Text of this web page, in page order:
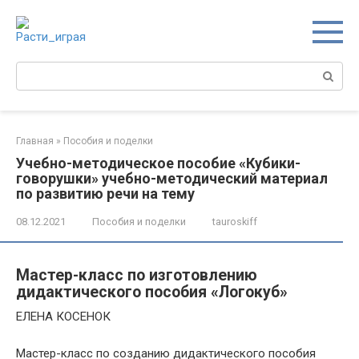
контенту
Поиск:
Главная » Пособия и поделки
Учебно-методическое пособие «Кубики-
говорушки» учебно-методический материал
по развитию речи на тему
08.12.2021 Пособия и поделки tauroskiff
Мастер-класс по изготовлению
дидактического пособия «Логокуб»
ЕЛЕНА КОСЕНОК
Мастер-класс по созданию дидактического пособия